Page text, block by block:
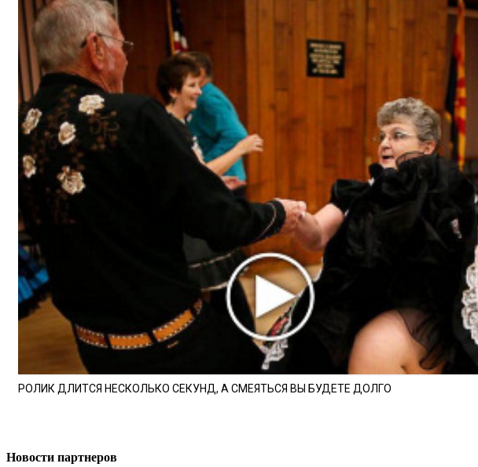
РОЛИК ДЛИТСЯ НЕСКОЛЬКО СЕКУНД, А СМЕЯТЬСЯ ВЫ БУДЕТЕ ДОЛГО
Новости партнеров